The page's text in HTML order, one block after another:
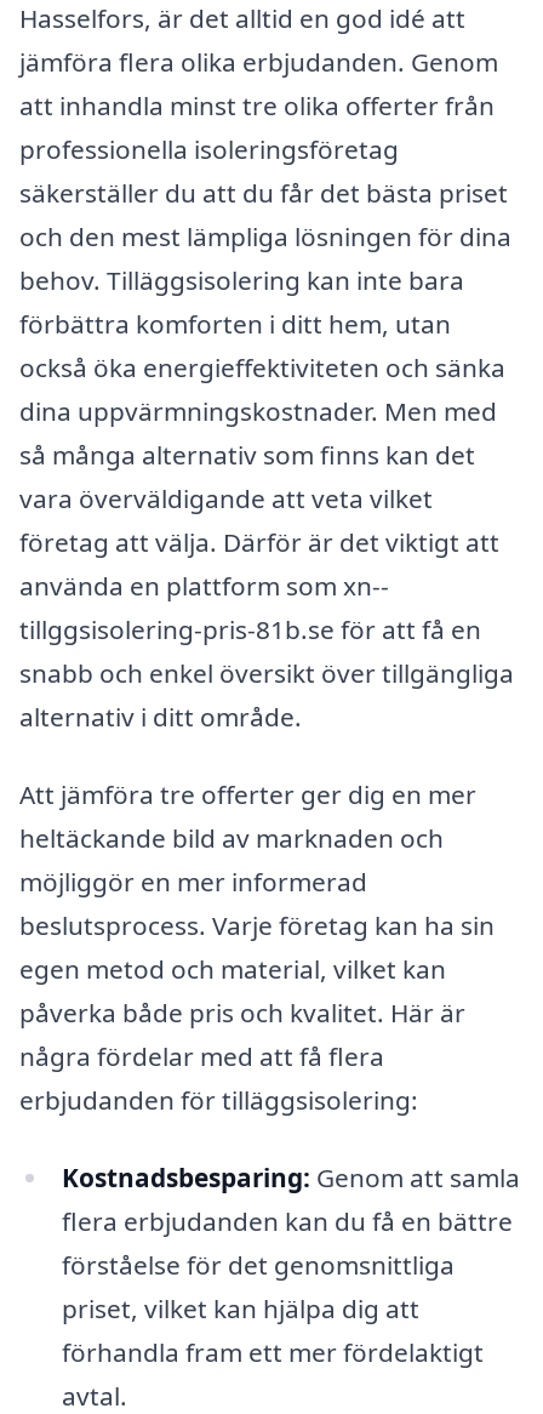
Hasselfors, är det alltid en god idé att
jämföra flera olika erbjudanden. Genom
att inhandla minst tre olika offerter från
professionella isoleringsföretag
säkerställer du att du får det bästa priset
och den mest lämpliga lösningen för dina
behov. Tilläggsisolering kan inte bara
förbättra komforten i ditt hem, utan
också öka energieffektiviteten och sänka
dina uppvärmningskostnader. Men med
så många alternativ som finns kan det
vara överväldigande att veta vilket
företag att välja. Därför är det viktigt att
använda en plattform som xn--
tillggsisolering-pris-81b.se för att få en
snabb och enkel översikt över tillgängliga
alternativ i ditt område.
Att jämföra tre offerter ger dig en mer
heltäckande bild av marknaden och
möjliggör en mer informerad
beslutsprocess. Varje företag kan ha sin
egen metod och material, vilket kan
påverka både pris och kvalitet. Här är
några fördelar med att få flera
erbjudanden för tilläggsisolering:
Kostnadsbesparing: Genom att samla
flera erbjudanden kan du få en bättre
förståelse för det genomsnittliga
priset, vilket kan hjälpa dig att
förhandla fram ett mer fördelaktigt
avtal.